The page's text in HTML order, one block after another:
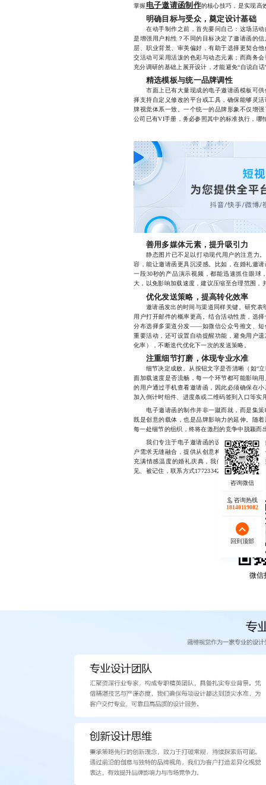
掌握电子邀请函制作的核心技巧，是实现高
明确目标与受众，奠定设计基础
在动手制作之前，首先要问自己：这场活动
是增强用户粘性？不同的目标决定了邀请函的
层、职业背景、审美偏好，有助于选择更契合
交活动可采用活泼的色彩与动态元素；而商务
充分调研的基础上展开设计，才能避免“自说自
精选模板与统一品牌调性
市面上已有大量现成的电子邀请函模板可供
择支持自定义修改的平台或工具，确保能够灵
牌视觉体系一致。一个统一的品牌形象不仅增
公司已有VI手册，务必参照其中的标准执行，哪
善用多媒体元素，提升吸引力
静态图片已不足以打动现代用户的注意力。
容，能让邀请函更具沉浸感。比如，在婚礼邀
一段30秒的产品演示视频，都能迅速抓住眼球
大，以免影响加载速度，建议压缩至合理范围，
优化发送策略，提高转化效率
邀请函发出的时间与渠道同样关键。研究表
用户打开邮件的概率更高。结合活动性质，选
分布选择多渠道分发——如微信公众号推文、短
重要活动，还可设置自动提醒功能，避免用户
化率），不断迭代优化下一次的发送策略。
注重细节打磨，体现专业水准
细节决定成败。从按钮文字是否清晰（如“立
面加载速度是否流畅，每一个环节都可能影响
的用户通过手机查看邀请函，因此必须确保在
加入倒计时组件、进度条或二维码签到入口等实
电子邀请函的制作并非一蹴而就，而是集策
既是创意的载体，也是品牌影响力的延伸。随
每一处细节的组织，终将在激烈的竞争中脱颖而
我们专注于电子邀请函的设计与落地服务，
户需求无缝融合，提供从创意构思到技术实现
充满情感温度的婚礼庆典，我们都能为你量身
见、被记住，联系方式17723342546
微信
咨询热线
18140119082
回到顶部